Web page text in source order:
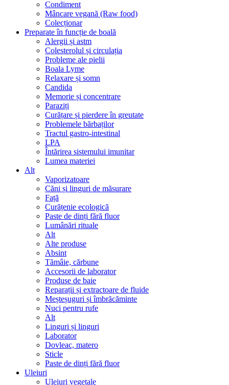
Condiment
Mâncare vegană (Raw food)
Colecționar
Preparate în funcție de boală
Alergii și astm
Colesterolul și circulația
Probleme ale pielii
Boala Lyme
Relaxare și somn
Candida
Memorie și concentrare
Paraziți
Curățare și pierdere în greutate
Problemele bărbaților
Tractul gastro-intestinal
LPA
Întărirea sistemului imunitar
Lumea materiei
Alt
Vaporizatoare
Căni și linguri de măsurare
Față
Curățenie ecologică
Paste de dinți fără fluor
Lumânări rituale
Alt
Alte produse
Absint
Tămâie, cărbune
Accesorii de laborator
Produse de baie
Reparații și extractoare de fluide
Meșteșuguri și îmbrăcăminte
Nuci pentru rufe
Alt
Linguri și linguri
Laborator
Dovleac, matero
Sticle
Paste de dinți fără fluor
Uleiuri
Uleiuri vegetale